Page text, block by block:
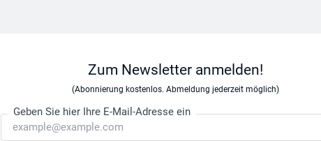
Zum Newsletter anmelden!
(Abonnierung kostenlos. Abmeldung jederzeit möglich)
Geben Sie hier Ihre E-Mail-Adresse ein